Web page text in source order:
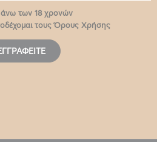
άνω των 18 χρονών
τουςΌρους Χρήσης